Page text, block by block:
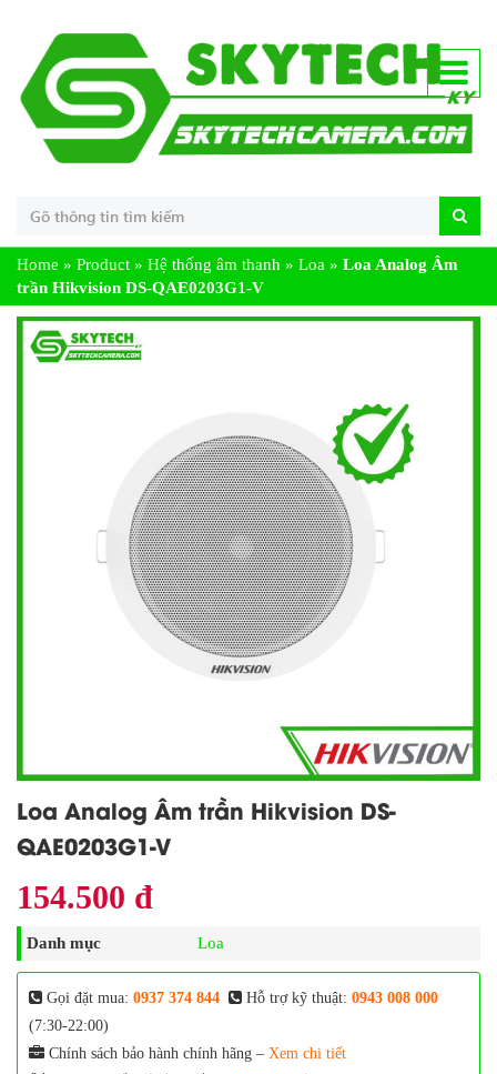
Home » Product » Hệ thống âm thanh » Loa » Loa Analog Âm
trần Hikvision DS-QAE0203G1-V
Loa Analog Âm trần Hikvision DS-
QAE0203G1-V
154.500 đ
Danh mục Loa
Gọi đặt mua: 0937 374 844 Hỗ trợ kỹ thuật: 0943 008 000
(7:30-22:00)
Chính sách bảo hành chính hãng – Xem chi tiết